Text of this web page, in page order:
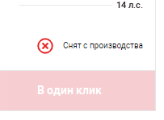
14 л.с.
В один клик